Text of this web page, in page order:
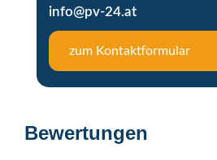
info@pv-24.at
zum Kontaktformular
Bewertungen